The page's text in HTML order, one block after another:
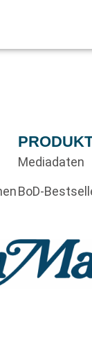
Mediadaten
BoD-